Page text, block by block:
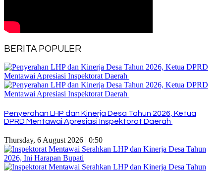
BERITA POPULER
Penyerahan LHP dan Kinerja Desa Tahun 2026, Ketua
DPRD Mentawai Apresiasi Inspektorat Daerah
Thursday, 6 August 2026 | 0:50